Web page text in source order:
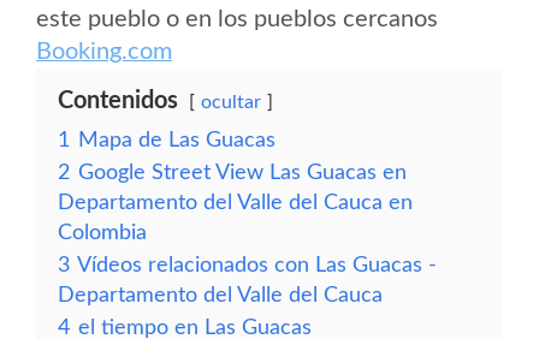
este pueblo o en los pueblos cercanos
Booking.com
Contenidos ocultar
1
Mapa de Las Guacas
2 Google Street View Las Guacas en
Departamento del Valle del Cauca en
Colombia
3 Vídeos relacionados con Las Guacas -
Departamento del Valle del Cauca
4 el tiempo en Las Guacas